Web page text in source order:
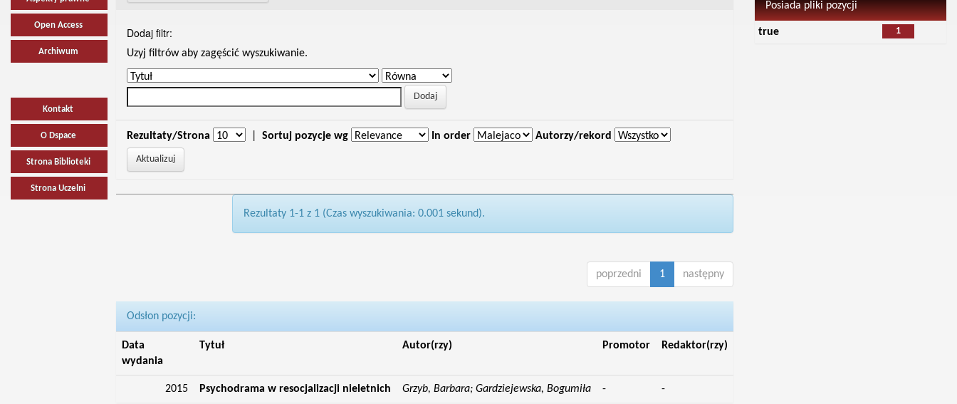
Open Access
Archiwum
Kontakt
O Dspace
Strona Biblioteki
Strona Uczelni
Dodaj filtr:
Uzyj filtrów aby zagęścić wyszukiwanie.
Rezultaty/Strona Sortuj pozycje wg In order Autorzy/rekord
Rezultaty 1-1 z 1 (Czas wyszukiwania: 0.001 sekund).
poprzedni 1 następny
Odsłon pozycji:
Data
wydania
Tytuł Autor(rzy) Promotor Redaktor(rzy)
2015 Psychodrama w resocjalizacji nieletnich Grzyb, Barbara; Gardziejewska, Bogumiła - -
Posiada pliki pozycji
1
true